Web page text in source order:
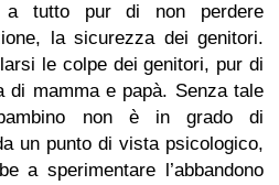
a tutto pur di non perdere
la sicurezza dei genitori.
le colpe dei genitori, pur di
di mamma e papà. Senza tale
non è in grado di
un punto di vista psicologico,
a sperimentare l’abbandono